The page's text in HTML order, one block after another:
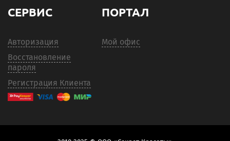
СЕРВИС
Авторизация
Восстановление
пароля
Регистрация Клиента
ПОРТАЛ
Мой офис